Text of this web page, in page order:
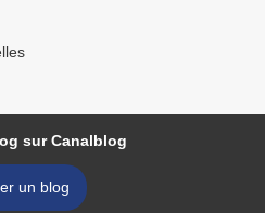
sur Canalblog
un blog